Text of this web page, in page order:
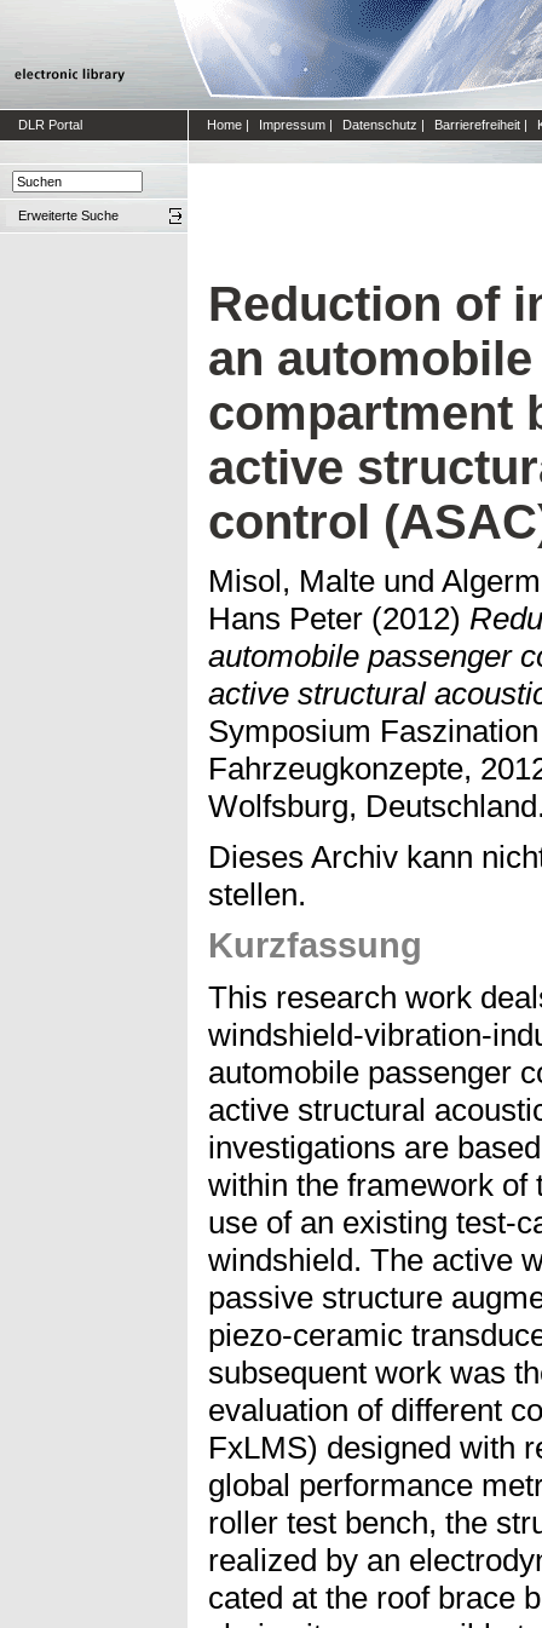
DLR Portal Home | Impressum | Datenschutz | Barrierefreiheit |
Erweiterte Suche
Reduction of
an
compartment
active
control
Misol, Malte und
Hans Peter (2012)
automobile passenger
active structural
Symposium
Fahrzeugkonzepte,
Wolfsburg,
Dieses Archiv kann
stellen.
Kurzfassung
This research work
windshield-vibration-
automobile passenger
active structural
investigations are
within the framework of
use of an existing test-
windshield. The active
passive structure
piezo-ceramic
subsequent work was
evaluation of different
FxLMS) designed with
global performance
roller test bench, the
realized by an
cated at the roof brace